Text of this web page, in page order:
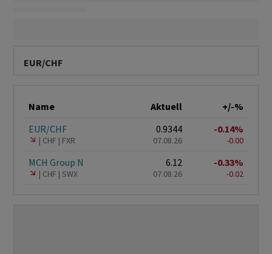
EUR/CHF
Name Aktuell
+/-%
EUR/CHF
CHF FXR
0.9344
07.08.26
-0.14%
-0.00
MCH Group N
CHF SWX
6.12
07.08.26
-0.33%
-0.02